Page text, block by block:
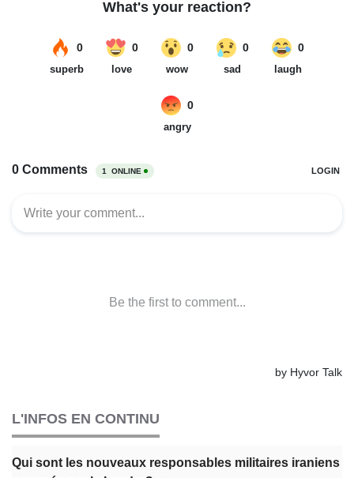
L'INFOS EN CONTINU
Qui sont les nouveaux responsables militaires iraniens